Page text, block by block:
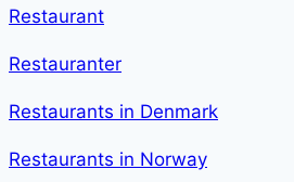
Restaurant
Restauranter
Restaurants in Denmark
Restaurants in Norway